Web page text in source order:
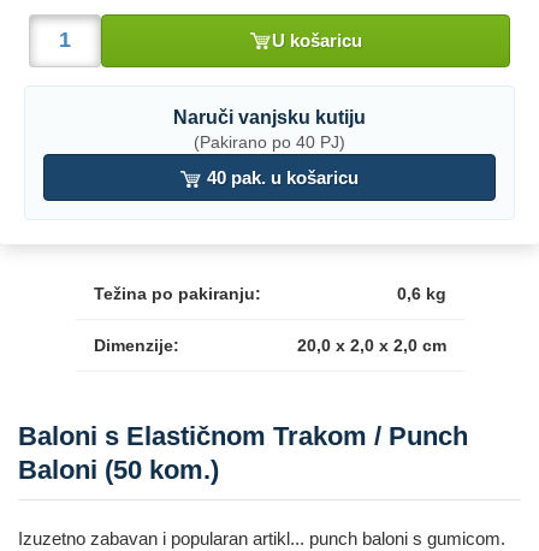
U košaricu
Naruči vanjsku kutiju
(Pakirano po 40 PJ)
40 pak. u košaricu
Težina po pakiranju: 0,6 kg
Dimenzije: 20,0 x 2,0 x 2,0 cm
Baloni s Elastičnom Trakom / Punch
Baloni (50 kom.)
Izuzetno zabavan i popularan artikl... punch baloni s gumicom.